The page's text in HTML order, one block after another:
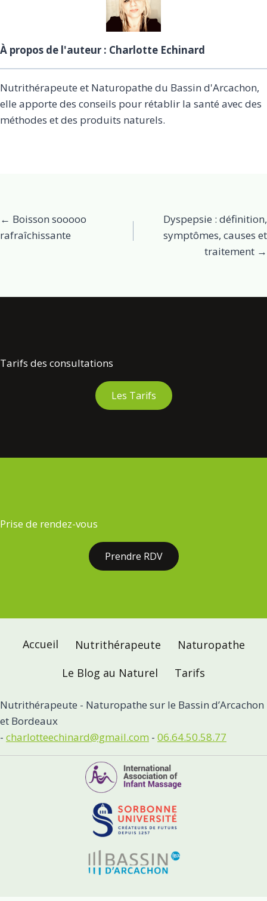
À propos de l'auteur : Charlotte Echinard
Nutrithérapeute et Naturopathe du Bassin d'Arcachon,
elle apporte des conseils pour rétablir la santé avec des
méthodes et des produits naturels.
Posts
navigation
← Boisson sooooo
rafraîchissante
Dyspepsie : définition,
symptômes, causes et
traitement →
Tarifs des consultations
Les Tarifs
Prise de rendez-vous
Prendre RDV
Accueil Nutrithérapeute
Naturopathe
Le Blog au Naturel
Tarifs
Nutrithérapeute - Naturopathe sur le Bassin d’Arcachon
et Bordeaux
- charlotteechinard@gmail.com - 06.64.50.58.77